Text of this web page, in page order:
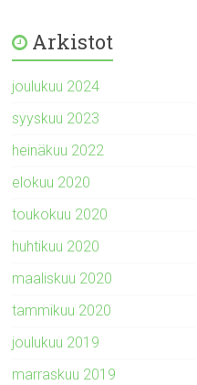
Arkistot
joulukuu 2024
syyskuu 2023
heinäkuu 2022
elokuu 2020
toukokuu 2020
huhtikuu 2020
maaliskuu 2020
tammikuu 2020
joulukuu 2019
marraskuu 2019